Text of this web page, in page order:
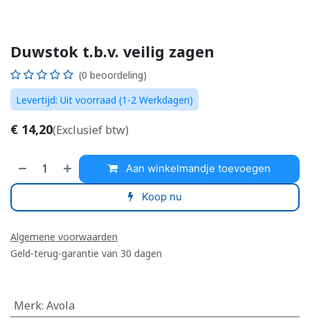
Duwstok t.b.v. veilig zagen
(0 beoordeling)
Levertijd: Uit voorraad (1-2 Werkdagen)
€ 14,20(Exclusief btw)
Aan winkelmandje toevoegen
Koop nu
Algemene voorwaarden
Geld-terug-garantie van 30 dagen
Merk: Avola